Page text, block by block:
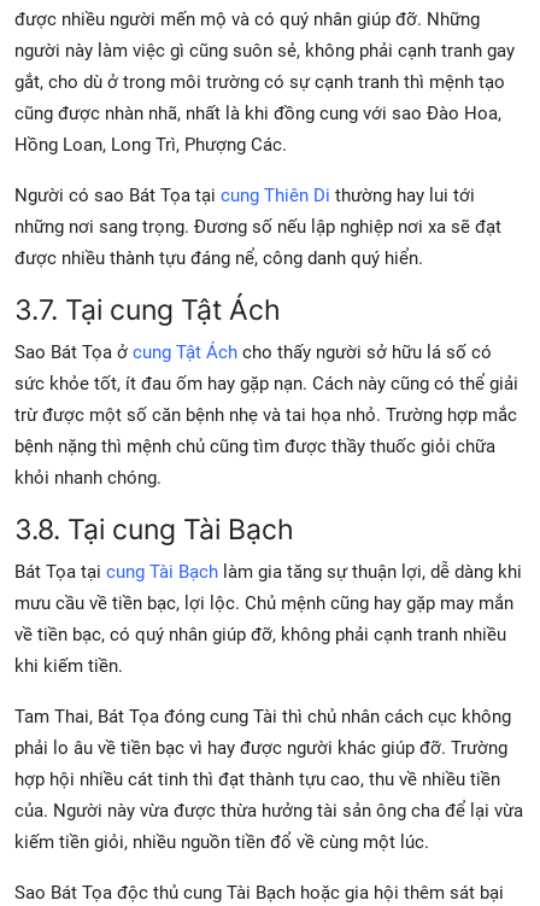
được nhiều người mến mộ và có quý nhân giúp đỡ. Những
người này làm việc gì cũng suôn sẻ, không phải cạnh tranh gay
gắt, cho dù ở trong môi trường có sự cạnh tranh thì mệnh tạo
cũng được nhàn nhã, nhất là khi đồng cung với sao Đào Hoa,
Hồng Loan, Long Trì, Phượng Các.
Người có sao Bát Tọa tại cung Thiên Di thường hay lui tới
những nơi sang trọng. Đương số nếu lập nghiệp nơi xa sẽ đạt
được nhiều thành tựu đáng nể, công danh quý hiển.
3.7. Tại cung Tật Ách
Sao Bát Tọa ở cung Tật Ách cho thấy người sở hữu lá số có
sức khỏe tốt, ít đau ốm hay gặp nạn. Cách này cũng có thể giải
trừ được một số căn bệnh nhẹ và tai họa nhỏ. Trường hợp mắc
bệnh nặng thì mệnh chủ cũng tìm được thầy thuốc giỏi chữa
khỏi nhanh chóng.
3.8. Tại cung Tài Bạch
Bát Tọa tại cung Tài Bạch làm gia tăng sự thuận lợi, dễ dàng khi
mưu cầu về tiền bạc, lợi lộc. Chủ mệnh cũng hay gặp may mắn
về tiền bạc, có quý nhân giúp đỡ, không phải cạnh tranh nhiều
khi kiếm tiền.
Tam Thai, Bát Tọa đóng cung Tài thì chủ nhân cách cục không
phải lo âu về tiền bạc vì hay được người khác giúp đỡ. Trường
hợp hội nhiều cát tinh thì đạt thành tựu cao, thu về nhiều tiền
của. Người này vừa được thừa hưởng tài sản ông cha để lại vừa
kiếm tiền giỏi, nhiều nguồn tiền đổ về cùng một lúc.
Sao Bát Tọa độc thủ cung Tài Bạch hoặc gia hội thêm sát bại